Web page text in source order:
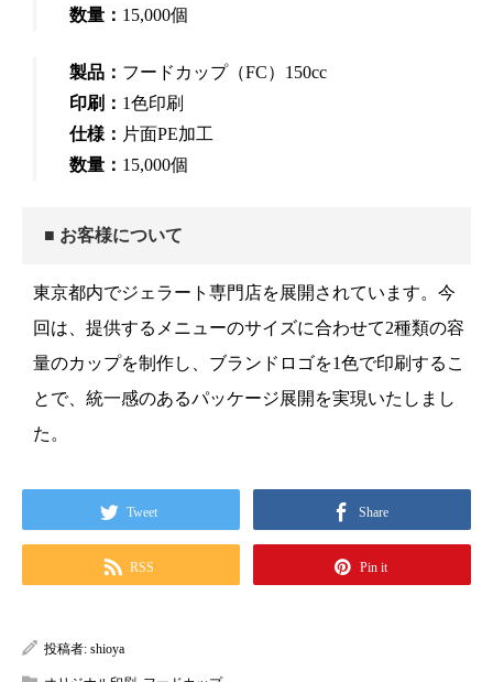
数量： 15,000個
製品： フードカップ（FC）150cc
印刷： 1色印刷
仕様： 片面PE加工
数量： 15,000個
■ お客様について
東京都内でジェラート専門店を展開されています。今
回は、提供するメニューのサイズに合わせて2種類の容
量のカップを制作し、ブランドロゴを1色で印刷するこ
とで、統一感のあるパッケージ展開を実現いたしまし
た。
Tweet Share
RSS Pin it
投稿者: shioya